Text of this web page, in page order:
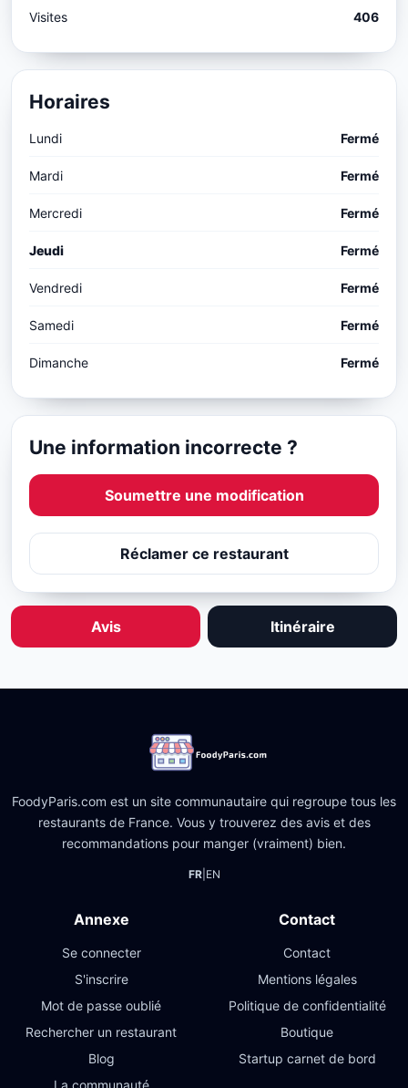
Visites 406
Horaires
Lundi Fermé
Mardi Fermé
Mercredi Fermé
Jeudi Fermé
Vendredi Fermé
Samedi Fermé
Dimanche Fermé
Une information incorrecte ?
Soumettre une modification
Réclamer ce restaurant
Avis Itinéraire
FoodyParis.com est un site communautaire qui regroupe tous les
restaurants de France. Vous y trouverez des avis et des
recommandations pour manger (vraiment) bien.
FR| EN
Annexe
Se connecter
S'inscrire
Mot de passe oublié
Rechercher un restaurant
Blog
Contact
Contact
Mentions légales
Politique de confidentialité
Boutique
Startup carnet de bord